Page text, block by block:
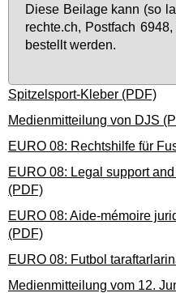
Die­se Bei­la­ge kann (so
rech­te.ch, Post­fach
be­stellt wer­den.
Spitzelsport-Kleber (PDF)
Medienmitteilung von DJS
EURO 08: Rechtshilfe für
EURO 08: Legal support
(PDF)
EURO 08: Aide-mémoire
(PDF)
EURO 08: Futbol
Medienmitteilung vom 12.